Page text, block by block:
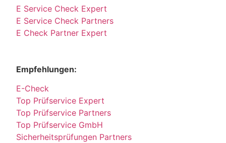
E Service Check Expert
E Service Check Partners
E Check Partner Expert
Empfehlungen:
E-Check
Top Prüfservice Expert
Top Prüfservice Partners
Top Prüfservice GmbH
Sicherheitsprüfungen Partners